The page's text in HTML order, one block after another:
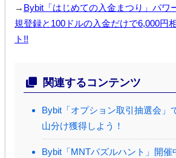
→ Bybit「はじめての入金まつり」パワ
規登録と100ドルの入金だけで6,000円
ト!!
関連するコンテンツ
Bybit「オプション取引抽選会」
山分け獲得しよう！
Bybit「MNTパズルハント」開催